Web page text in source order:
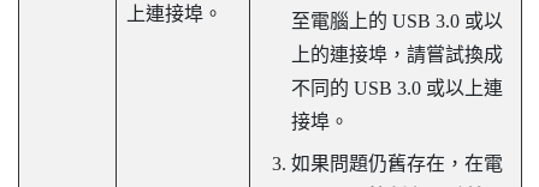
上連接埠。
至電腦上的 USB 3.0 或以
上的連接埠，請嘗試換成
不同的 USB 3.0 或以上連
接埠。
如果問題仍舊存在，在電